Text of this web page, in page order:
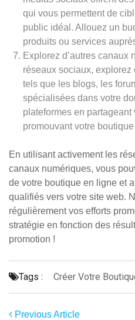
qui vous permettent de
public idéal. Allouez un
produits ou services
Explorez d’autres canaux
réseaux sociaux, explorez
tels que les blogs, les
spécialisées dans votre
plateformes en partageant
promouvant votre
En utilisant activement les
canaux numériques, vous
de votre boutique en ligne et
qualifiés vers votre site web.
régulièrement vos efforts
stratégie en fonction des
promotion !
Tags : Créer Votre
Previous Article